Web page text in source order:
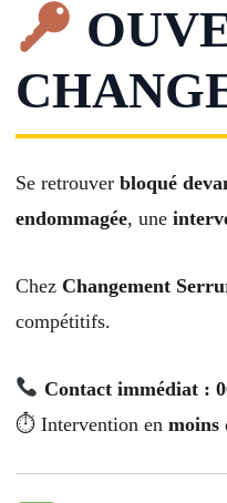
Se retrouver bloqué
endommagée, une
Chez Changement
compétitifs.
Contact immédiat :
⏱ Intervention en moins